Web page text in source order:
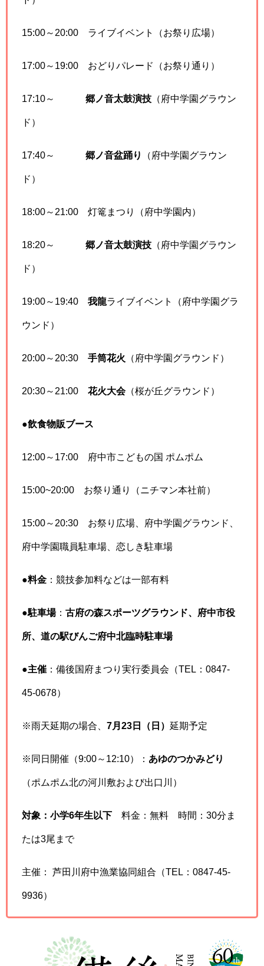
15:00～20:00 ライブイベント（お祭り広場）
17:00～19:00 おどりパレード（お祭り通り）
17:10～ 郷ノ音太鼓演技 （府中学園グラウン
ド）
17:40～ 郷ノ音盆踊り （府中学園グラウン
ド）
18:00～21:00 灯篭まつり（府中学園内）
18:20～ 郷ノ音太鼓演技 （府中学園グラウン
ド）
19:00～19:40 我龍ライブイベント（府中学園グラ
ウンド）
20:00～20:30 手筒花火 （府中学園グラウンド）
20:30～21:00 花火大会（桜が丘グラウンド）
●飲食物販ブース
12:00～17:00 府中市こどもの国 ポムポム
15:00~20:00 お祭り通り（ニチマン本社前）
15:00～20:30 お祭り広場、府中学園グラウンド、
府中学園職員駐車場、恋しき駐車場
●料金 ：競技参加料などは一部有料
●駐車場： 古府の森スポーツグラウンド、府中市役
所、道の駅びんご府中北臨時駐車場
●主催 ：備後国府まつり実行委員会（TEL：0847-
45-0678）
※雨天延期の場合、 7月23日（日） 延期予定
※同日開催（9:00～12:10）： あゆのつかみどり
（ポムポム北の河川敷および出口川）
対象：小学6年生以下 料金：無料 時間：30分ま
たは3尾まで
主催： 芦田川府中漁業協同組合（TEL：0847-45-
9936）